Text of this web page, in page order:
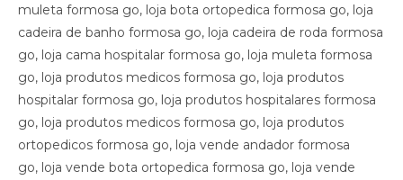
muleta formosa go, loja bota ortopedica formosa go, loja
cadeira de banho formosa go, loja cadeira de roda formosa
go, loja cama hospitalar formosa go, loja muleta formosa
go, loja produtos medicos formosa go, loja produtos
hospitalar formosa go, loja produtos hospitalares formosa
go, loja produtos medicos formosa go, loja produtos
ortopedicos formosa go, loja vende andador formosa
go, loja vende bota ortopedica formosa go, loja vende